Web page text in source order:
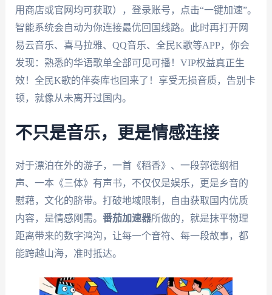
用商店或官网均可获取），登录账号，点击“一键加速”。
智能系统会自动为你连接最优回国线路。此时再打开网
易云音乐、喜马拉雅、QQ音乐、全民K歌等APP，你会
发现：熟悉的华语歌单全部可见可播！VIP权益真正生
效！全民K歌的伴奏库也回来了！享受无损音质，告别卡
顿，就像从未离开过国内。
不只是音乐，更是情感连接
对于漂泊在外的游子，一首《稻香》、一段郭德纲相
声、一本《三体》有声书，不仅仅是娱乐，更是乡音的
慰藉，文化的脐带。打破地域限制，自由获取国内优质
内容，是情感刚需。 番茄加速器所做的，就是抹平物理
距离带来的数字鸿沟，让每一个音符、每一段故事，都
能跨越山海，准时抵达。